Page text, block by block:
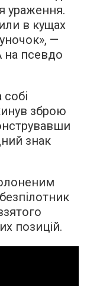
ураження.
в кущах
—
на псевдо
зброю
знак
позицій.